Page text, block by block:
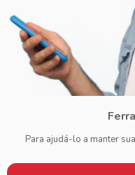
Para ajudá-lo a manter